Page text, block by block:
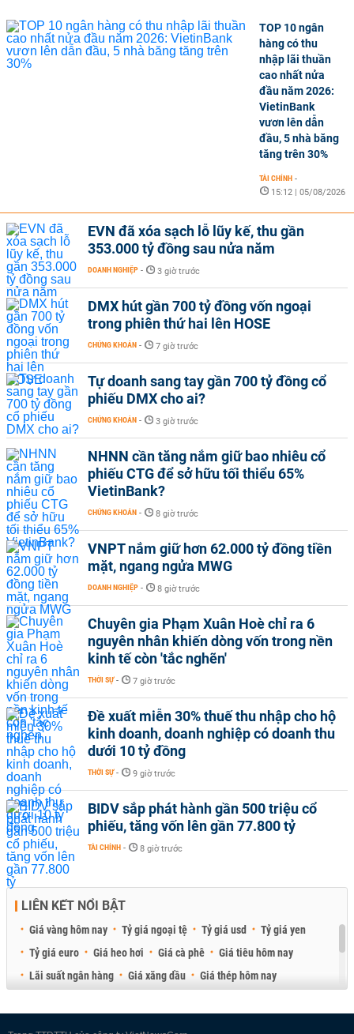
TOP 10 ngân
hàng có thu
nhập lãi thuần
cao nhất nửa
đầu năm 2026:
VietinBank
vươn lên dẫn
đầu, 5 nhà băng
tăng trên 30%
TÀI CHÍNH -
15:12 | 05/08/2026
EVN đã xóa sạch lỗ lũy kế, thu gần
353.000 tỷ đồng sau nửa năm
DOANH NGHIỆP - 3 giờ trước
DMX hút gần 700 tỷ đồng vốn ngoại
trong phiên thứ hai lên HOSE
CHỨNG KHOÁN - 7 giờ trước
Tự doanh sang tay gần 700 tỷ đồng cổ
phiếu DMX cho ai?
CHỨNG KHOÁN - 3 giờ trước
NHNN cần tăng nắm giữ bao nhiêu cổ
phiếu CTG để sở hữu tối thiểu 65%
VietinBank?
CHỨNG KHOÁN - 8 giờ trước
VNPT nắm giữ hơn 62.000 tỷ đồng tiền
mặt, ngang ngửa MWG
DOANH NGHIỆP - 8 giờ trước
Chuyên gia Phạm Xuân Hoè chỉ ra 6
nguyên nhân khiến dòng vốn trong nền
kinh tế còn 'tắc nghẽn'
THỜI SỰ - 7 giờ trước
Đề xuất miễn 30% thuế thu nhập cho hộ
kinh doanh, doanh nghiệp có doanh thu
dưới 10 tỷ đồng
THỜI SỰ - 9 giờ trước
BIDV sắp phát hành gần 500 triệu cổ
phiếu, tăng vốn lên gần 77.800 tỷ
TÀI CHÍNH - 8 giờ trước
LIÊN KẾT NỔI BẬT
Giá vàng hôm nay Tỷ giá ngoại tệ Tỷ giá usd
Tỷ giá yen
Tỷ giá euro
Giá heo hơi Giá cà phê
Giá tiêu hôm nay
Lãi suất ngân hàng
Giá xăng dầu
Giá thép hôm nay